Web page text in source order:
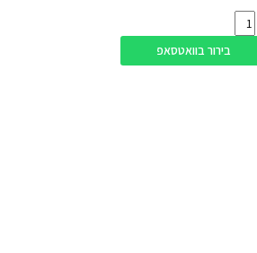
בירור בוואטסאפ